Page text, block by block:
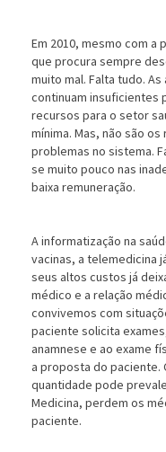
Em 2010, mesmo com
que procura sempre
muito mal. Falta tudo.
continuam insuficientes
recursos para o setor
mínima. Mas, não são
problemas no sistema.
se muito pouco nas
baixa remuneração.
A informatização na
vacinas, a telemedicina
seus altos custos já
médico e a relação
convivemos com
paciente solicita
anamnese e ao exame
a proposta do paciente.
quantidade pode
Medicina, perdem os
paciente.